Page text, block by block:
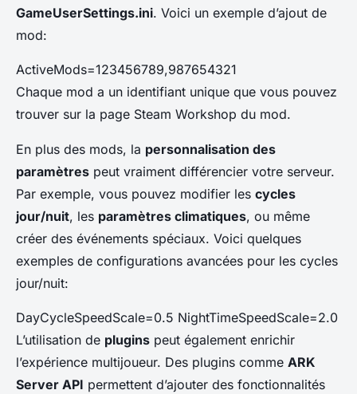
GameUserSettings.ini. Voici un exemple d’ajout de
mod:
ActiveMods=123456789,987654321
Chaque mod a un identifiant unique que vous pouvez
trouver sur la page Steam Workshop du mod.
En plus des mods, la personnalisation des
paramètres peut vraiment différencier votre serveur.
Par exemple, vous pouvez modifier les cycles
jour/nuit, les paramètres climatiques, ou même
créer des événements spéciaux. Voici quelques
exemples de configurations avancées pour les cycles
jour/nuit:
DayCycleSpeedScale=0.5 NightTimeSpeedScale=2.0
L’utilisation de plugins peut également enrichir
l’expérience multijoueur. Des plugins comme ARK
Server API permettent d’ajouter des fonctionnalités